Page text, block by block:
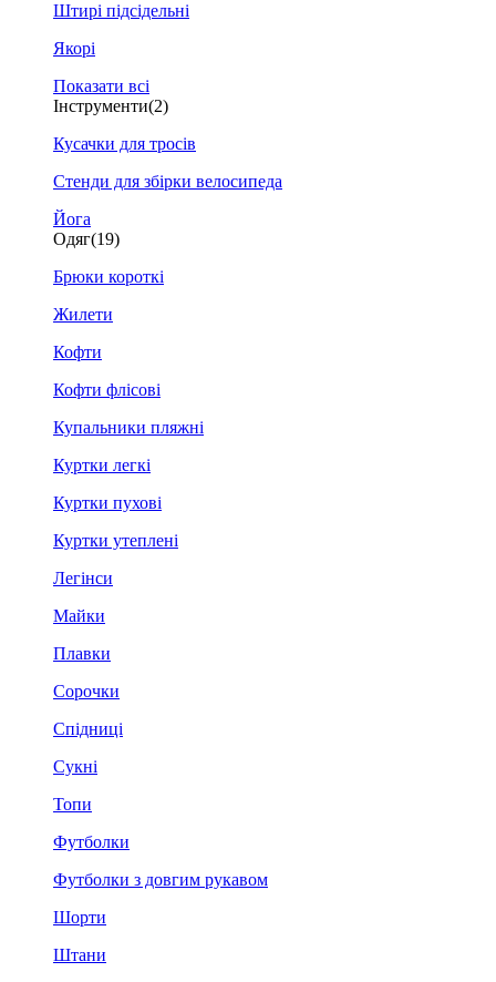
Штирі підсідельні
Якорі
Показати всі
Інструменти(2)
Кусачки для тросів
Стенди для збірки велосипеда
Йога
Одяг(19)
Брюки короткі
Жилети
Кофти
Кофти флісові
Купальники пляжні
Куртки легкі
Куртки пухові
Куртки утеплені
Легінси
Майки
Плавки
Сорочки
Спідниці
Сукні
Топи
Футболки
Футболки з довгим рукавом
Шорти
Штани